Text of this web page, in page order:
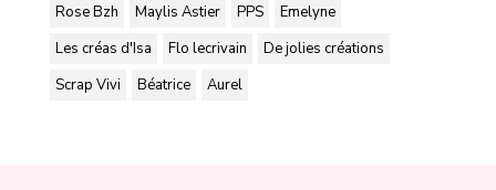
Rose Bzh Maylis Astier PPS
Emelyne
Les créas d'Isa
Flo lecrivain
De jolies créations
Scrap Vivi
Béatrice Aurel